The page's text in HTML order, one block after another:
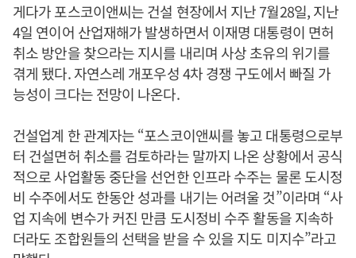
게다가 포스코이앤씨는 건설 현장에서 지난 7월28일, 지난
4일 연이어 산업재해가 발생하면서 이재명 대통령이 면허
취소 방안을 찾으라는 지시를 내리며 사상 초유의 위기를
겪게 됐다. 자연스레 개포우성 4차 경쟁 구도에서 빠질 가
능성이 크다는 전망이 나온다.
건설업계 한 관계자는 “포스코이앤씨를 놓고 대통령으로부
터 건설면허 취소를 검토하라는 말까지 나온 상황에서 공식
적으로 사업활동 중단을 선언한 인프라 수주는 물론 도시정
비 수주에서도 한동안 성과를 내기는 어려울 것”이라며 “사
업 지속에 변수가 커진 만큼 도시정비 수주 활동을 지속하
더라도 조합원들의 선택을 받을 수 있을 지도 미지수”라고